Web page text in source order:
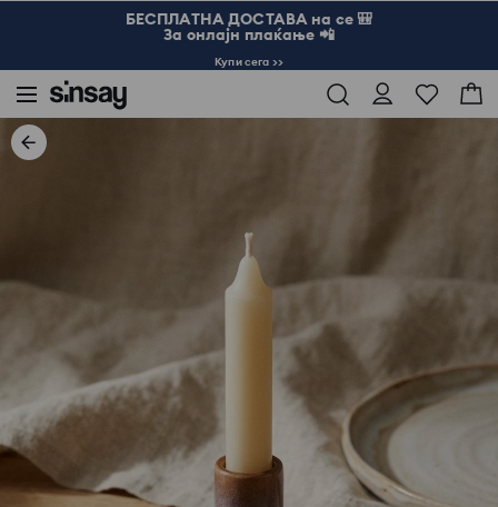
БЕСПЛАТНА ДОСТАВА на се 🎒
За онлајн плаќање 📲
Купи сега >>